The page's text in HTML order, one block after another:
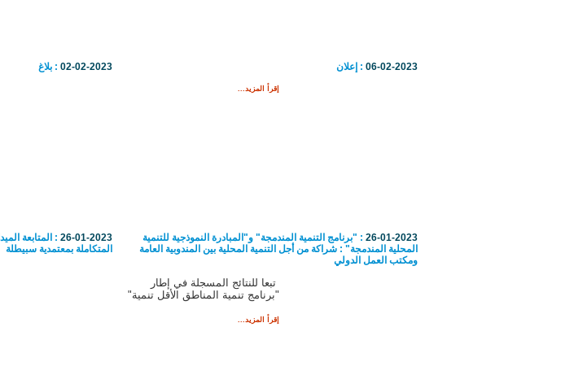
06-02-2023 : إعلان
إقرأ المزيد...
02-02-2023 : بلاغ
26-01-2023 : "برنامج التنمية المندمجة" و"المبادرة النموذجية للتنمية
المحلية المندمجة" : شراكة من أجل التنمية المحلية بين المندوبية العامة
ومكتب العمل الدولي
تبعا للنتائج المسجلة في إطار
"برنامج تنمية المناطق الأقل تنمية"
إقرأ المزيد...
26-01-2023 : المتابعة
المتكاملة بمعتمدية سبيطلة